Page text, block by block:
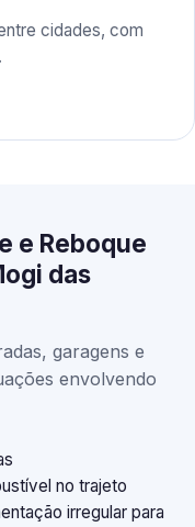
cidades, com
e Reboque
das
garagens e
envolvendo
no trajeto
irregular para